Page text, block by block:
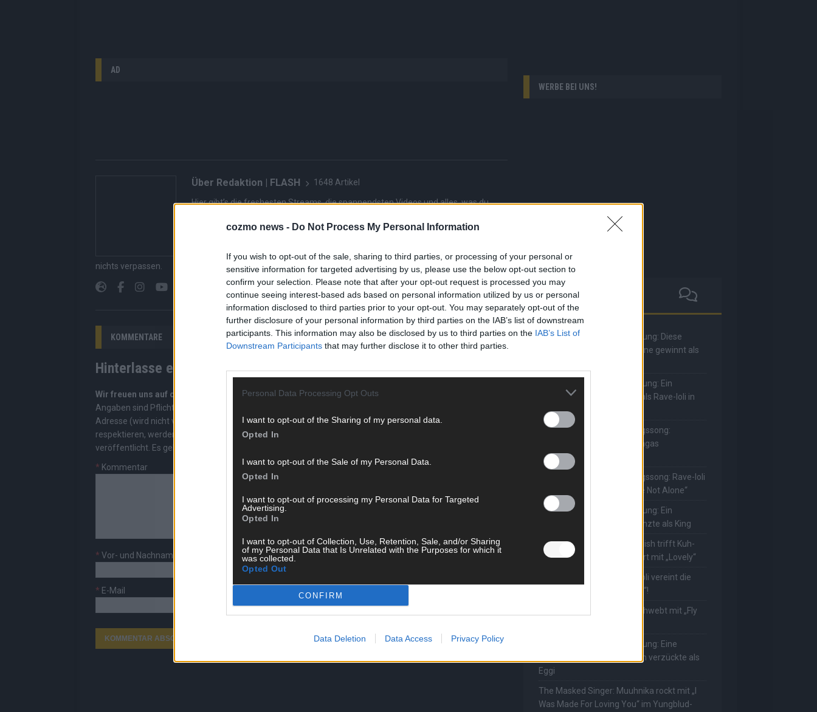
cozmo news - Do Not Process My Personal Information
If you wish to opt-out of the sale, sharing to third parties, or processing of your personal or
sensitive information for targeted advertising by us, please use the below opt-out section to
confirm your selection. Please note that after your opt-out request is processed you may
continue seeing interest-based ads based on personal information utilized by us or personal
information disclosed to third parties prior to your opt-out. You may separately opt-out of the
further disclosure of your personal information by third parties on the IAB’s list of downstream
participants. This information may also be disclosed by us to third parties on the IAB’s List of
Downstream Participants that may further disclose it to other third parties.
Personal Data Processing Opt Outs
I want to opt-out of the Sharing of my personal data.
Opted In
I want to opt-out of the Sale of my Personal Data.
Opted In
I want to opt-out of processing my Personal Data for Targeted
Advertising.
Opted In
I want to opt-out of Collection, Use, Retention, Sale, and/or Sharing
of my Personal Data that Is Unrelated with the Purposes for which it
was collected.
Opted Out
CONFIRM
Data Deletion Data Access Privacy Policy
AD
Über Redaktion | FLASH 1648 Artikel
Hier gibt’s die freshesten Streams, die spannendsten Videos und alles, was du
bringen dir die Inhalte direkt auf den Screen, live oder on-demand. Unsere
Suchen, kein Scrollen durch endlose Seiten – einfach einschalten, mitfiebern und
nichts verpassen.
KOMMENTARE
Hinterlasse einen Kommentar
Wir freuen uns auf deinen Beitrag!
Diskutiere mit und teile deine Perspektive. Mit * gekennzeichnete
Angaben sind Pflichtfelder. Bitte nutze deinen Klarnamen (Vor- und Nachname) und eine gültige E-Mail-
Adresse (wird nicht veröffentlicht). Wir prüfen jeden Kommentar kurz. Beiträge, die unsere
respektieren, werden freigeschaltet; Hassrede, Beleidigungen, Hetze, Spam oder Werbung werden nicht
veröffentlicht. Es gelten unsere
* Kommentar
* Vor- und Nachname
* E-Mail
WERBE BEI UNS!
The Masked Singer: Enthüllung: Diese
Moderatorin und Comedienne gewinnt als
The Masked Singer: Enthüllung: Ein
deutscher Sänger hat sich als Rave-Ioli in
die Herzen gesungen
The Masked Singer: Lieblingssong:
Muuhnika kehrt mit Lady Gagas
„Abracadabra“ zurück
The Masked Singer: Lieblingssong: Rave-Ioli
berührt erneut mit „You Are Not Alone“
The Masked Singer: Enthüllung: Ein
deutscher Schauspieler glänzte als King
The Masked Singer: Billie Eilish trifft Kuh-
Power! Muuhnika verzaubert mit „Lovely“
The Masked Singer: Rave-Ioli vereint die
Welt mit „We Are The World“!
The Masked Singer: King schwebt mit „Fly
The Masked Singer: Enthüllung: Eine
österreichische Moderatorin verzückte als
Eggi
The Masked Singer: Muuhnika rockt mit „I
Was Made For Loving You“ im Yungblud-